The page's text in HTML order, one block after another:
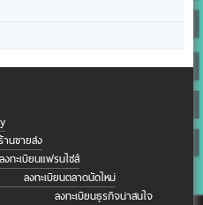
นขายส่ง
ลงทะเบียนแฟรนไชส์
ลงทะเบียนตลาดนัดใหม่
ลงทะเบียนธุรกิจน่าสนใจ